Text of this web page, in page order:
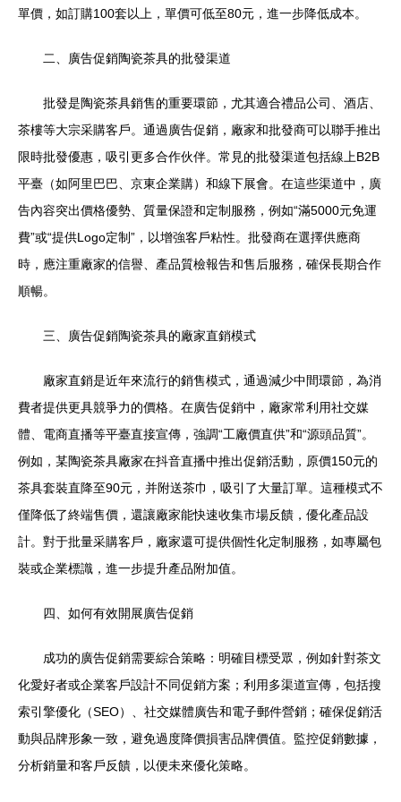
單價，如訂購100套以上，單價可低至80元，進一步降低成本。
二、廣告促銷陶瓷茶具的批發渠道
批發是陶瓷茶具銷售的重要環節，尤其適合禮品公司、酒店、
茶樓等大宗采購客戶。通過廣告促銷，廠家和批發商可以聯手推出
限時批發優惠，吸引更多合作伙伴。常見的批發渠道包括線上B2B
平臺（如阿里巴巴、京東企業購）和線下展會。在這些渠道中，廣
告內容突出價格優勢、質量保證和定制服務，例如“滿5000元免運
費”或“提供Logo定制”，以增強客戶粘性。批發商在選擇供應商
時，應注重廠家的信譽、產品質檢報告和售后服務，確保長期合作
順暢。
三、廣告促銷陶瓷茶具的廠家直銷模式
廠家直銷是近年來流行的銷售模式，通過減少中間環節，為消
費者提供更具競爭力的價格。在廣告促銷中，廠家常利用社交媒
體、電商直播等平臺直接宣傳，強調“工廠價直供”和“源頭品質”。
例如，某陶瓷茶具廠家在抖音直播中推出促銷活動，原價150元的
茶具套裝直降至90元，并附送茶巾，吸引了大量訂單。這種模式不
僅降低了終端售價，還讓廠家能快速收集市場反饋，優化產品設
計。對于批量采購客戶，廠家還可提供個性化定制服務，如專屬包
裝或企業標識，進一步提升產品附加值。
四、如何有效開展廣告促銷
成功的廣告促銷需要綜合策略：明確目標受眾，例如針對茶文
化愛好者或企業客戶設計不同促銷方案；利用多渠道宣傳，包括搜
索引擎優化（SEO）、社交媒體廣告和電子郵件營銷；確保促銷活
動與品牌形象一致，避免過度降價損害品牌價值。監控促銷數據，
分析銷量和客戶反饋，以便未來優化策略。